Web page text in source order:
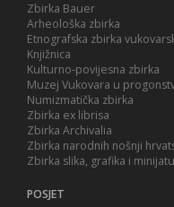
Zbirka Bauer
Arheološka zbirka
Etnografska zbirka
Knjižnica
Kulturno-povijesna zbirka
Muzej Vukovara u
Numizmatička zbirka
Zbirka ex librisa
Zbirka Archivalia
Zbirka narodnih nošnji
Zbirka slika, grafika i
POSJET